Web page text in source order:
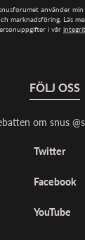
använder
marknadsföring. Läs
i vår
FÖLJ OSS
om snus
Twitter
Facebook
YouTube